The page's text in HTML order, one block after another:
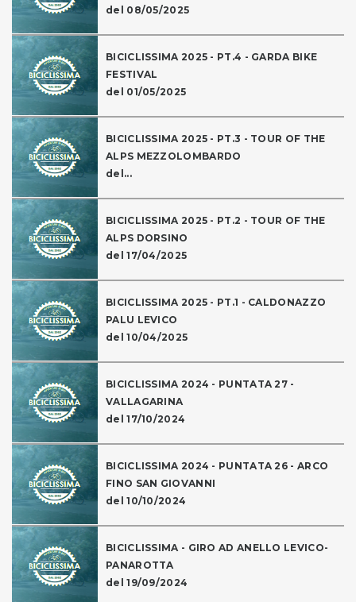
del 08/05/2025
BICICLISSIMA 2025 - PT.4 - GARDA BIKE
FESTIVAL
del 01/05/2025
BICICLISSIMA 2025 - PT.3 - TOUR OF THE
ALPS MEZZOLOMBARDO
del...
BICICLISSIMA 2025 - PT.2 - TOUR OF THE
ALPS DORSINO
del 17/04/2025
BICICLISSIMA 2025 - PT.1 - CALDONAZZO
PALU LEVICO
del 10/04/2025
BICICLISSIMA 2024 - PUNTATA 27 -
VALLAGARINA
del 17/10/2024
BICICLISSIMA 2024 - PUNTATA 26 - ARCO
FINO SAN GIOVANNI
del 10/10/2024
BICICLISSIMA - GIRO AD ANELLO LEVICO-
PANAROTTA
del 19/09/2024